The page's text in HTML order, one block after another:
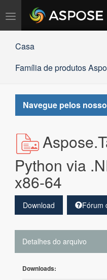
Alternar
navegação
Casa
Família de produtos
Navegue pelos
Python via
x86-64
Download Fórum
Detalhes do arquivo
Downloads: